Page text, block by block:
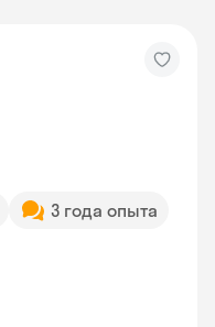
3 года опыта